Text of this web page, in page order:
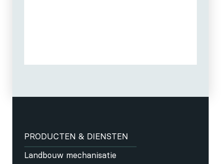
PRODUCTEN & DIENSTEN
Landbouw mechanisatie